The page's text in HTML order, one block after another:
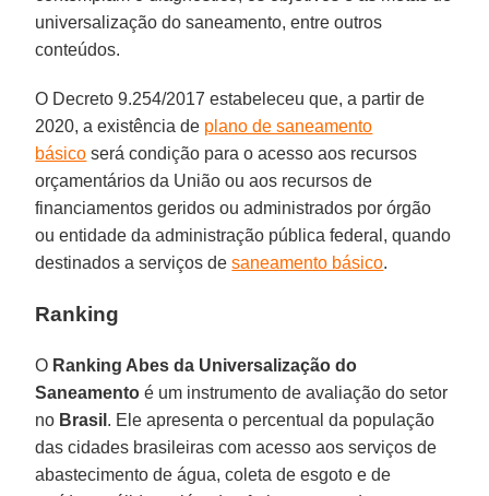
universalização do saneamento, entre outros
conteúdos.
O Decreto 9.254/2017 estabeleceu que, a partir de
2020, a existência de plano de saneamento
básico será condição para o acesso aos recursos
orçamentários da União ou aos recursos de
financiamentos geridos ou administrados por órgão
ou entidade da administração pública federal, quando
destinados a serviços desaneamento básico.
Ranking
O Ranking Abes da Universalização do
Saneamento é um instrumento de avaliação do setor
no Brasil . Ele apresenta o percentual da população
das cidades brasileiras com acesso aos serviços de
abastecimento de água, coleta de esgoto e de